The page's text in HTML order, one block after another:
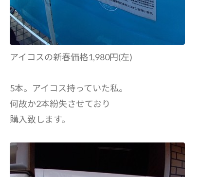
アイコスの新春価格1,980円(左)
5本。アイコス持っていた私。
何故か2本紛失させており
購入致します。